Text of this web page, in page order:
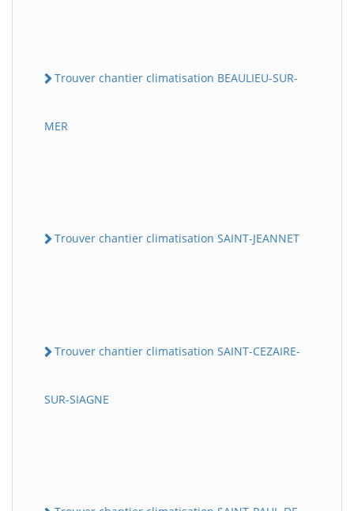
Trouver chantier climatisation BEAULIEU-SUR-
MER
Trouver chantier climatisation SAINT-JEANNET
Trouver chantier climatisation SAINT-CEZAIRE-
SUR-SIAGNE